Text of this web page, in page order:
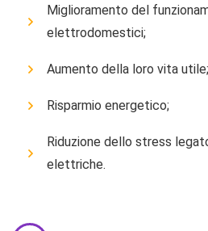
Miglioramento del
elettrodomestici;
Aumento della loro vita utile;
Risparmio energetico;
Riduzione dello stress
elettriche.